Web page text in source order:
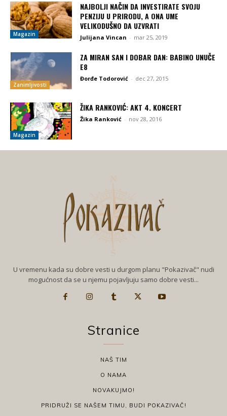
Magazin
NAJBOLJI NAČIN DA INVESTIRATE SVOJU
PENZIJU U PRIRODU, A ONA UME
VELIKODUŠNO DA UZVRATI
Julijana Vincan - mar 25, 2019
Zanimljivosti
ZA MIRAN SAN I DOBAR DAN: BABINO UNUČE
E8
Đorđe Todorović - dec 27, 2015
Magazin
ŽIKA RANKOVIĆ: AKT 4. KONCERT
Žika Ranković - nov 28, 2016
U vremenu kada su dobre vesti u durgom planu "Pokazivač" nudi
mogućnost da se u njemu pojavljuju samo dobre vesti...
Stranice
NAŠ TIM
O NAMA
NOVAKUJMO!
PRIDRUŽI SE NAŠEM TIMU, BUDI POKAZIVAČ!